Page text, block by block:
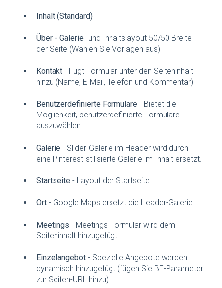
Inhalt (Standard)
Über - Galerie- und Inhaltslayout 50/50 Breite
der Seite (Wählen Sie Vorlagen aus)
Kontakt - Fügt Formular unter den Seiteninhalt
hinzu (Name, E-Mail, Telefon und Kommentar)
Benutzerdefinierte Formulare - Bietet die
Möglichkeit, benutzerdefinierte Formulare
auszuwählen.
Galerie - Slider-Galerie im Header wird durch
eine Pinterest-stilisierte Galerie im Inhalt ersetzt.
Startseite - Layout der Startseite
Ort - Google Maps ersetzt die Header-Galerie
Meetings - Meetings-Formular wird dem
Seiteninhalt hinzugefügt
Einzelangebot - Spezielle Angebote werden
dynamisch hinzugefügt (fügen Sie BE-Parameter
zur Seiten-URL hinzu)